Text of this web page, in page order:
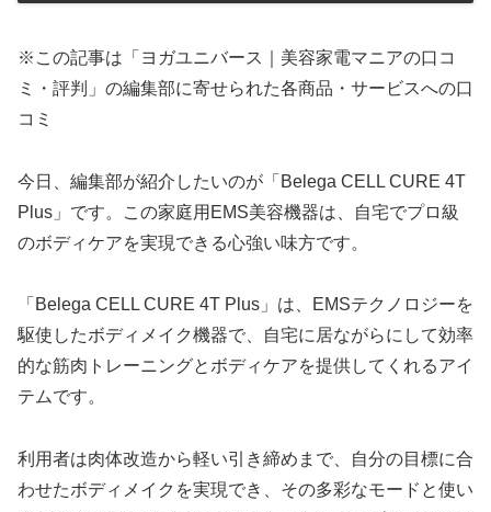
※この記事は「ヨガユニバース｜美容家電マニアの口コ
ミ・評判」の編集部に寄せられた各商品・サービスへの口
コミ
今日、編集部が紹介したいのが「Belega CELL CURE 4T
Plus」です。この家庭用EMS美容機器は、自宅でプロ級
のボディケアを実現できる心強い味方です。
「Belega CELL CURE 4T Plus」は、EMSテクノロジーを
駆使したボディメイク機器で、自宅に居ながらにして効率
的な筋肉トレーニングとボディケアを提供してくれるアイ
テムです。
利用者は肉体改造から軽い引き締めまで、自分の目標に合
わせたボディメイクを実現でき、その多彩なモードと使い